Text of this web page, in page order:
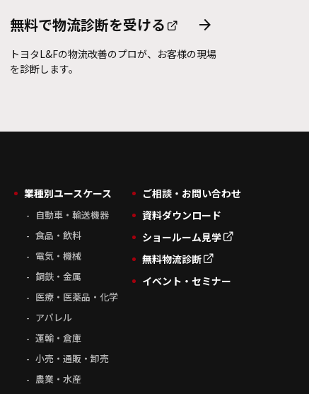
無料で物流診断を受ける arrow_forward
トヨタL&Fの物流改善のプロが、お客様の現場
を診断します。
業種別ユースケース
自動車・輸送機器
食品・飲料
電気・機械
鋼鉄・金属
医療・医薬品・化学
アパレル
運輸・倉庫
小売・通販・卸売
農業・水産
ご相談・お問い合わせ
資料ダウンロード
ショールーム見学
無料物流診断
イベント・セミナー